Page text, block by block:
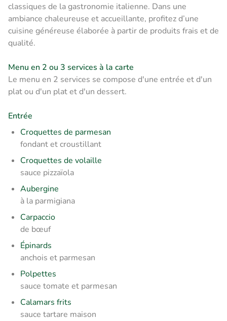
classiques de la gastronomie italienne. Dans une
ambiance chaleureuse et accueillante, profitez d’une
cuisine généreuse élaborée à partir de produits frais et de
qualité.
Menu en 2 ou 3 services à la carte
Le menu en 2 services se compose d'une entrée et d'un
plat ou d'un plat et d'un dessert.
Entrée
Croquettes de parmesan
fondant et croustillant
Croquettes de volaille
sauce pizzaïola
Aubergine
à la parmigiana
Carpaccio
de bœuf
Épinards
anchois et parmesan
Polpettes
sauce tomate et parmesan
Calamars frits
sauce tartare maison